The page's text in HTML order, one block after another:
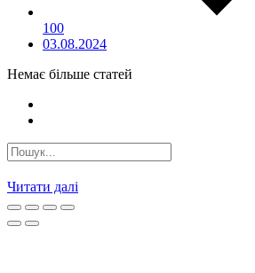
100
03.08.2024
Немає більше статей
Читати далі